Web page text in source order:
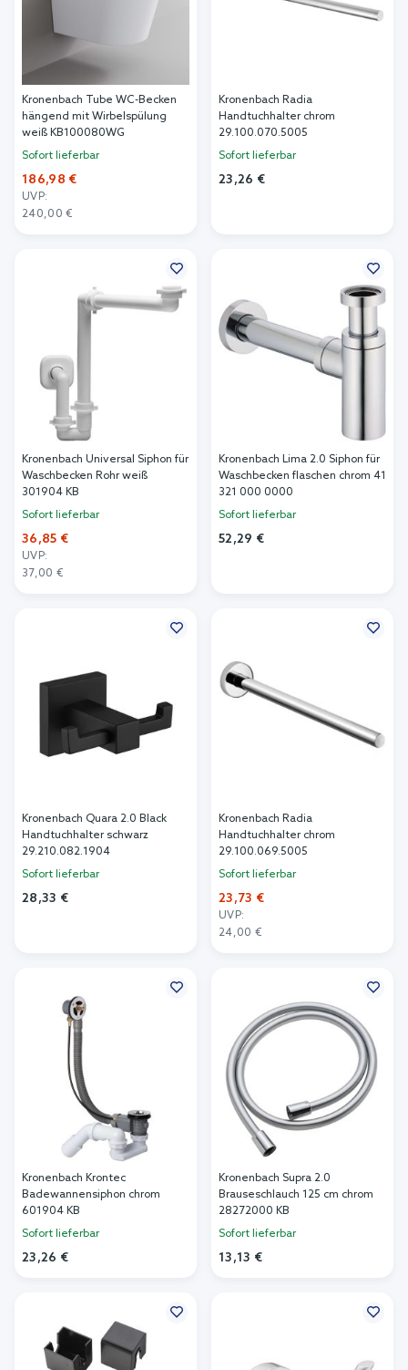
Kronenbach Tube WC-Becken
hängend mit Wirbelspülung
weiß KB100080WG
Sofort lieferbar
186,98 €
UVP:
240,00 €
Kronenbach Radia
Handtuchhalter chrom
29.100.070.5005
Sofort lieferbar
23,26 €
Kronenbach Universal Siphon für
Waschbecken Rohr weiß
301904 KB
Sofort lieferbar
36,85 €
UVP:
37,00 €
Kronenbach Lima 2.0 Siphon für
Waschbecken flaschen chrom 41
321 000 0000
Sofort lieferbar
52,29 €
Kronenbach Quara 2.0 Black
Handtuchhalter schwarz
29.210.082.1904
Sofort lieferbar
28,33 €
Kronenbach Radia
Handtuchhalter chrom
29.100.069.5005
Sofort lieferbar
23,73 €
UVP:
24,00 €
Kronenbach Krontec
Badewannensiphon chrom
601904 KB
Sofort lieferbar
23,26 €
Kronenbach Supra 2.0
Brauseschlauch 125 cm chrom
28272000 KB
Sofort lieferbar
13,13 €